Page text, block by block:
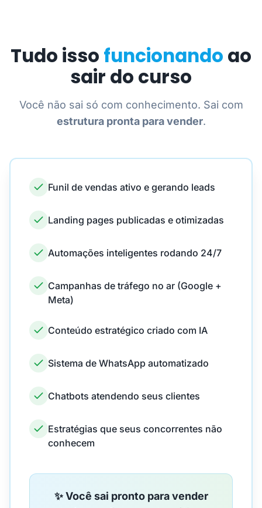
Tudo isso funcionando ao
sair do curso
Você não sai só com conhecimento. Sai com
estrutura pronta para vender.
Funil de vendas ativo e gerando leads
Landing pages publicadas e otimizadas
Automações inteligentes rodando 24/7
Campanhas de tráfego no ar (Google +
Meta)
Conteúdo estratégico criado com IA
Sistema de WhatsApp automatizado
Chatbots atendendo seus clientes
Estratégias que seus concorrentes não
conhecem
✨ Você sai pronto para vender